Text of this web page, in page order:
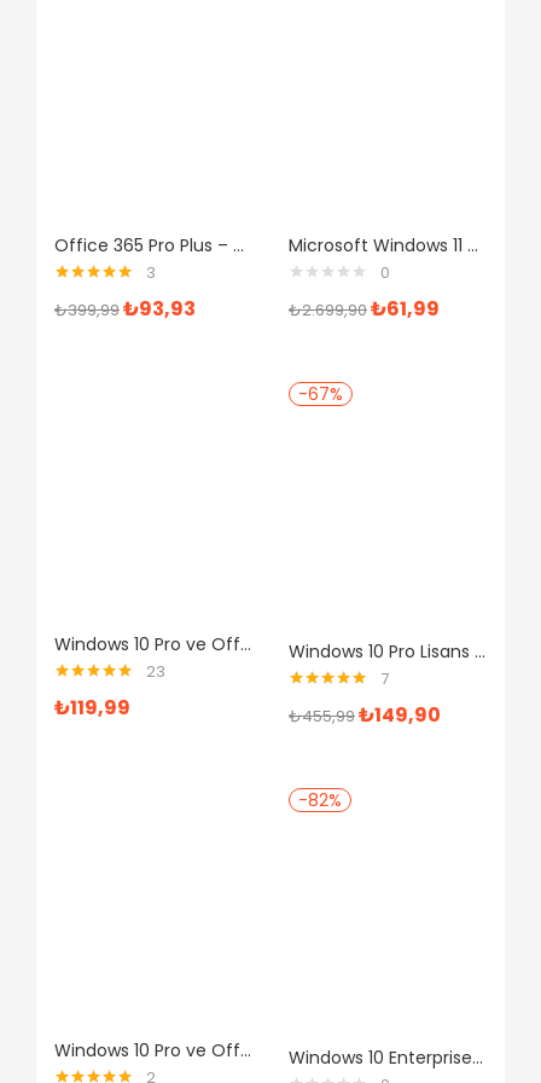
Office 365 Pro Plus – 5 Pc – Mac 1Yıl – Mail Hesabı
5.00oy aldı
3
₺399,99₺93,93
Microsoft Windows 11 Pro Dijital Lisans Anahtarı
0
₺2.699,90₺61,99
Windows 10 Pro ve Office 2019 Pro Plus Dijital Lisans Anahtarı
5.00
oy aldı
23
₺119,99
-67%
Windows 10 Pro Lisans Anahtarı ve Office 365 1 Yıl Mail Hesabı
4.86oy aldı
7
₺455,99₺149,90
Windows 10 Pro ve Office 2016 Pro Plus Dijital Lisans Anahtarı
2
-82%
Windows 10 Enterprise Retail Dijital Lisans Anahtarı